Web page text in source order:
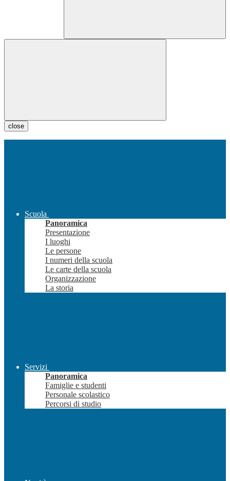
close
Scuola
Panoramica
Presentazione
I luoghi
Le persone
I numeri della scuola
Le carte della scuola
Organizzazione
La storia
Servizi
Panoramica
Famiglie e studenti
Personale scolastico
Percorsi di studio